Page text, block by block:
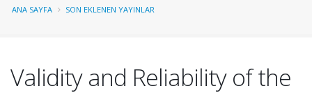
ANA SAYFA SON EKLENEN YAYINLAR
Validity and Reliability of the